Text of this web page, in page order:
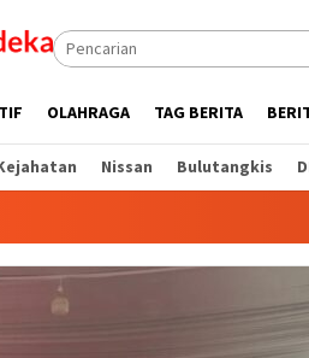
OLAHRAGA TAG BERITA
Nissan Bulutangkis